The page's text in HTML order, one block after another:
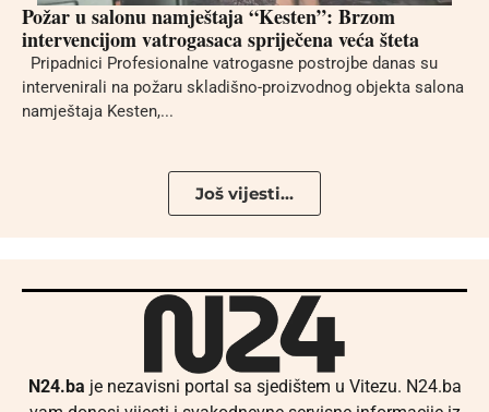
Požar u salonu namještaja “Kesten”: Brzom
intervencijom vatrogasaca spriječena veća šteta
Pripadnici Profesionalne vatrogasne postrojbe danas su
intervenirali na požaru skladišno-proizvodnog objekta salona
namještaja Kesten,...
Još vijesti...
N24.ba je nezavisni portal sa sjedištem u Vitezu. N24.ba